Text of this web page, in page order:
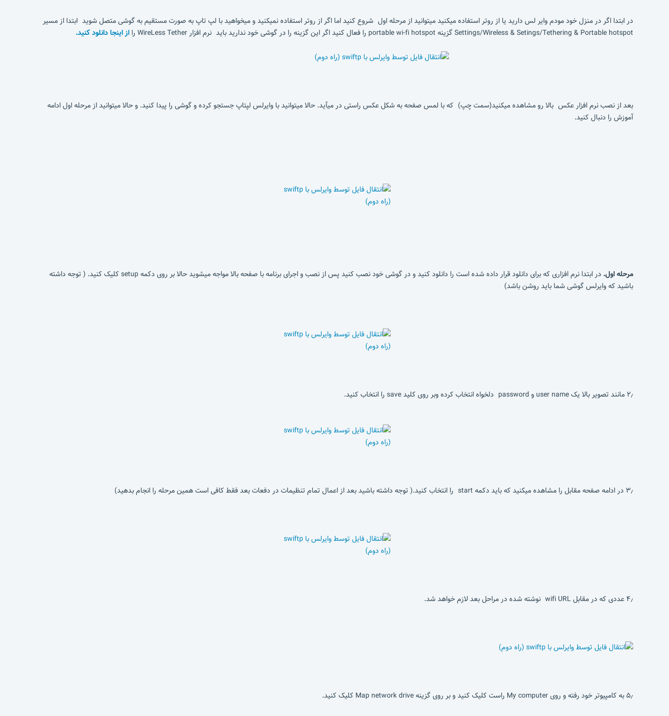
در ابتدا اگر در منزل خود مودم وایر لس دارید یا از روتر استفاده میکنید میتوانید از مرحله اول شروع کنید اما اگر از روتر استفاده نمیکنید و میخواهید با لپ تاپ به صورت مستقیم به گوشی متصل شوید ابتدا از مسیر
Settings/Wireless & Setings/Tethering & Portable hotspot گزینه portable wi-fi hotspot را فعال کنید اگر این گزینه را در گوشی خود ندارید باید نرم افزار WireLess Tether را
از اینجا دانلود کنید.
بعد از نصب نرم افزار عکس بالا رو مشاهده میکنید(سمت چپ) که با لمس صفحه به شکل عکس راستی در میآید. حالا میتوانید با وایرلس لپتاپ جستجو کرده و گوشی را پیدا کنید. و حالا میتوانید از مرحله اول ادامه
آموزش را دنبال کنید.
مرحله اول.
در ابتدا نرم افزاری که برای دانلود قرار داده شده است را دانلود کنید و در گوشی خود نصب کنید پس از نصب و اجرای برنامه با صفحه بالا مواجه میشوید حالا بر روی دکمه setup کلیک کنید. ( توجه داشته
باشید که وایرلس گوشی شما باید روشن باشد)
۲٫ مانند تصویر بالا یک user name و password دلخواه انتخاب کرده وبر روی کلید save را انتخاب کنید.
۳٫ در ادامه صفحه مقابل را مشاهده میکنید که باید دکمه start را انتخاب کنید.( توجه داشته باشید بعد از اعمال تمام تنظیمات در دفعات بعد فقط کافی است همین مرحله را انجام بدهید)
۴٫ عددی که در مقابل wifi URL نوشته شده در مراحل بعد لازم خواهد شد.
۵٫ به کامپیوتر خود رفته و روی My computer راست کلیک کنید و بر روی گزینه Map network drive کلیک کنید.